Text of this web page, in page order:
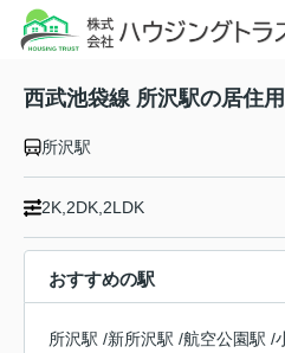
西武池袋線 所沢駅の居住
所沢駅
2K,2DK,2LDK
おすすめの駅
所沢駅 /新所沢駅 /航空公園駅 /